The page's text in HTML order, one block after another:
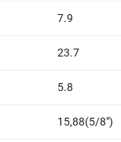
7.9
23.7
5.8
15,88(5/8")